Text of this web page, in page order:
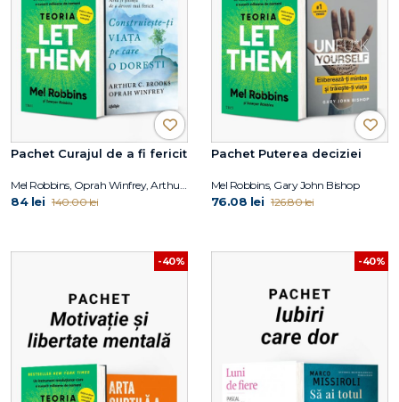
Pachet Curajul de a fi fericit
84 lei 140.00 lei
Pachet Puterea deciziei
Mel Robbins, Gary John Bishop
76.08 lei 126.80 lei
-40% -40%